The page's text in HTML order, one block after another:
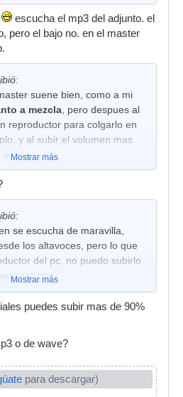
escucha el mp3 del adjunto. el
pero el bajo no. en el master
suene bien, como a mi
a mezcla , pero despues al
reproductor para colgarlo en
y al subir el volumen mas
a saturar.
Mostrar más
se escucha de maravilla,
los altavoces, pero lo que
del pc, no puedo subirlo
sature.
Mostrar más
puedes subir mas de 90%
o de wave?
para descargar)